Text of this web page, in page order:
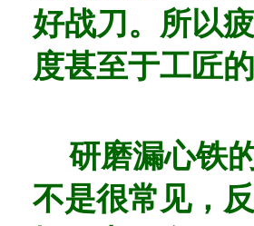
好战刀。所以
度甚至于工匠
研磨漏心铁
不是很常见，